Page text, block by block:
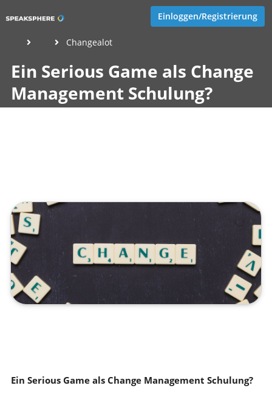
Einloggen/Registrierung
Changealot
Ein Serious Game als Change
Management Schulung?
Ein Serious Game als Change Management Schulung?